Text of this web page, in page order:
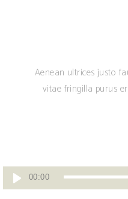
Aenean ultrices justo
vitae fringilla purus
Audio
Player
00:00